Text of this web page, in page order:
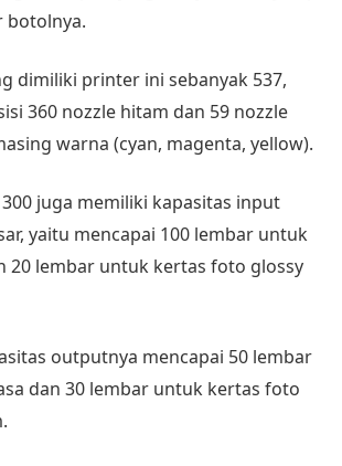
botolnya.
dimiliki printer ini sebanyak 537,
360 nozzle hitam dan 59 nozzle
warna (cyan, magenta, yellow).
juga memiliki kapasitas input
yaitu mencapai 100 lembar untuk
20 lembar untuk kertas foto glossy
outputnya mencapai 50 lembar
dan 30 lembar untuk kertas foto